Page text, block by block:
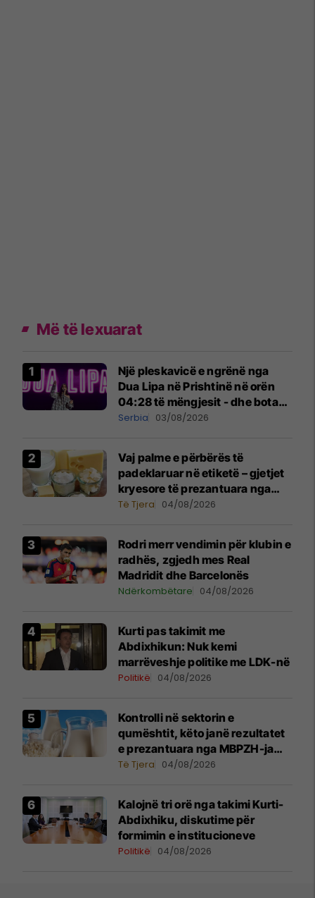
Më të lexuarat
Një pleskavicë e ngrënë nga
Dua Lipa në Prishtinë në orën
04:28 të mëngjesit - dhe bota
digjitale serbe shpall gjendjen e
Serbia 03/08/2026
Vaj palme e përbërës të
padeklaruar në etiketë – gjetjet
kryesore të prezantuara nga
AUV-i pas kontrollit në sektorin
Të Tjera 04/08/2026
Rodri merr vendimin për klubin e
radhës, zgjedh mes Real
Madridit dhe Barcelonës
Ndërkombëtare 04/08/2026
Kurti pas takimit me
Abdixhikun: Nuk kemi
marrëveshje politike me LDK-në
Politikë 04/08/2026
Kontrolli në sektorin e
qumështit, këto janë rezultatet
e prezantuara nga MBPZH-ja
dhe AUV
Të Tjera 04/08/2026
Kalojnë tri orë nga takimi Kurti-
Abdixhiku, diskutime për
formimin e institucioneve
Politikë 04/08/2026